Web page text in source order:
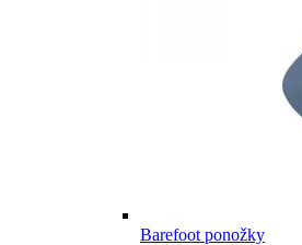
Barefoot ponožky